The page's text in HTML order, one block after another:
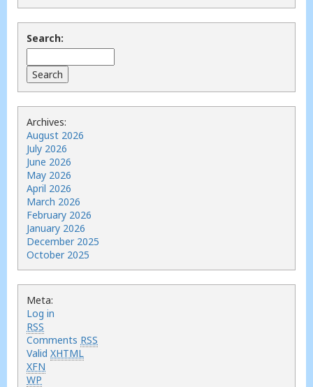
Search:
Archives:
August 2026
July 2026
June 2026
May 2026
April 2026
March 2026
February 2026
January 2026
December 2025
October 2025
Meta:
Log in
RSS
Comments RSS
Valid XHTML
XFN
WP